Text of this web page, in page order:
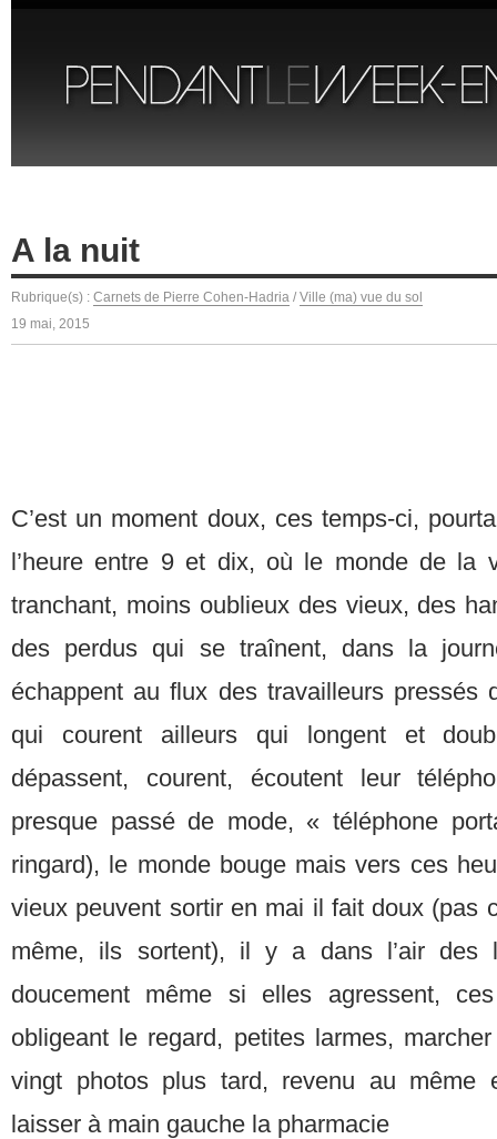
A la nuit
Rubrique(s) : Carnets de Pierre Cohen-Hadria / Ville (ma) vue du sol
19 mai, 2015
C’est un moment doux, ces temps-ci,
l’heure entre 9 et dix, où le monde de la
tranchant, moins oublieux des vieux, des
des perdus qui se traînent, dans la
échappent au flux des travailleurs pressés
qui courent ailleurs qui longent et
dépassent, courent, écoutent leur
presque passé de mode, « téléphone
ringard), le monde bouge mais vers ces
vieux peuvent sortir en mai il fait doux (pas
même, ils sortent), il y a dans l’air des
doucement même si elles agressent,
obligeant le regard, petites larmes,
vingt photos plus tard, revenu au même
laisser à main gauche la pharmacie